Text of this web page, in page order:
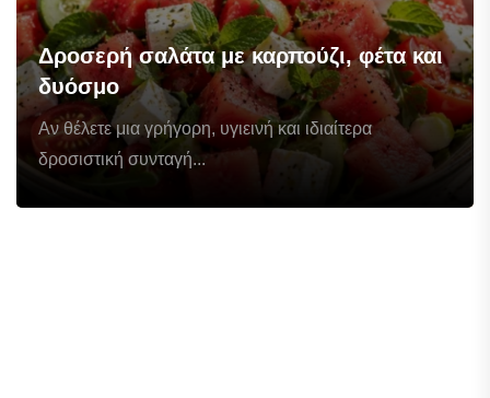
Δροσερή σαλάτα με καρπούζι, φέτα και
δυόσμο
Αν θέλετε μια γρήγορη, υγιεινή και ιδιαίτερα
δροσιστική συνταγή...